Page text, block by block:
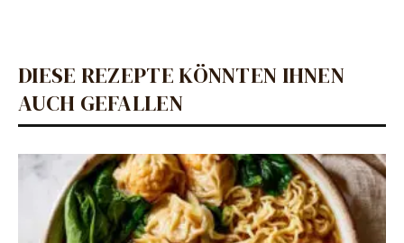
DIESE REZEPTE KÖNNTEN IHNEN
AUCH GEFALLEN